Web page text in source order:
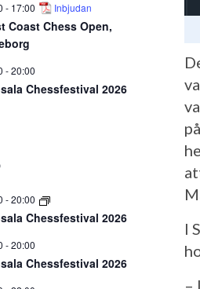
- 17:00 Inbjudan
Coast Chess Open,
-20:00
Chessfestival 2026
-20:00
Chessfestival 2026
-20:00
Chessfestival 2026
I
–